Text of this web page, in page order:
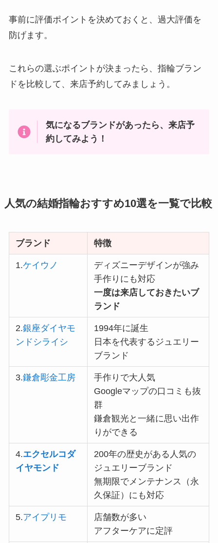
事前に評価ポイントを決めておくと、過大評価を
防げます。
これらの選ぶポイントが決まったら、指輪ブラン
ドを比較して、来店予約してみましょう。
気になるブランドがあったら、来店予
約してみよう！
人気の結婚指輪おすすめ10選を一覧で比較
ブランド 特徴
1.ケイウノ
ディズニーデザインが強み
手作りにも対応
一度は来店しておきたいブ
ランド
2.銀座ダイヤモ
ンドシライシ
1994年に誕生
日本を代表するジュエリー
ブランド
3.鎌倉彫金工房
手作りで大人気
Googleマップの口コミも抜
群
鎌倉観光と一緒に思い出作
りができる
4.エクセルコダ
イヤモンド
200年の歴史がある人気の
ジュエリーブランド
無期限でメンテナンス（永
久保証）にも対応
5.アイプリモ
店舗数が多い
アフターケアに定評